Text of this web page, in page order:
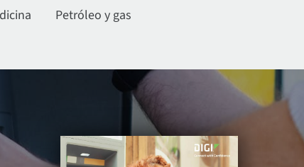
Petróleo y gas